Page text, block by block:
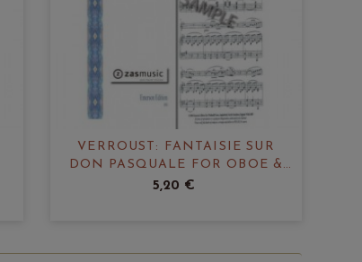
VERROUST: FANTAISIE SUR
DON PASQUALE FOR OBOE &
PIANO
5,20 €